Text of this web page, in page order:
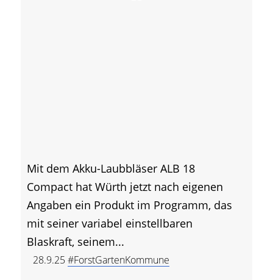
Mit dem Akku-Laubbläser ALB 18
Compact hat Würth jetzt nach eigenen
Angaben ein Produkt im Programm, das
mit seiner variabel einstellbaren
Blaskraft, seinem...
28.9.25#ForstGartenKommune